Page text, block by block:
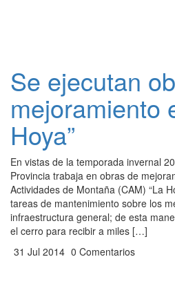
Se ejecutan
mejoramiento
Hoya”
En vistas de la temporada invernal
Provincia trabaja en obras de
Actividades de Montaña (CAM) “La
tareas de mantenimiento sobre los
infraestructura general; de esta
el cerro para recibir a miles […]
31 Jul 2014 0 Comentarios